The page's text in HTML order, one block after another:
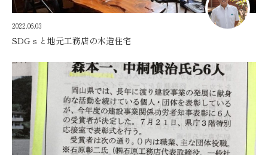
2022.06.03
SDGｓと地元工務店の木造住宅